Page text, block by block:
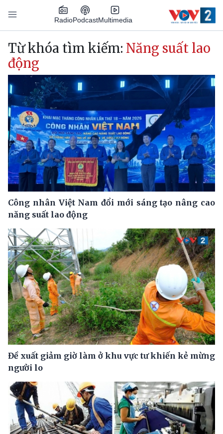
Nhảy đến nội dung
RadioPodcastMultimedia
Main navigation
Từ khóa tìm kiếm: Năng suất lao
động
Công nhân Việt Nam đổi mới sáng tạo nâng cao
năng suất lao động
Đề xuất giảm giờ làm ở khu vực tư khiến kẻ mừng
người lo